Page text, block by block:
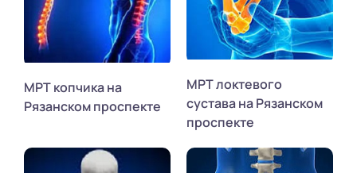
МРТ копчика на
Рязанском проспекте
МРТ локтевого
сустава на Рязанском
проспекте